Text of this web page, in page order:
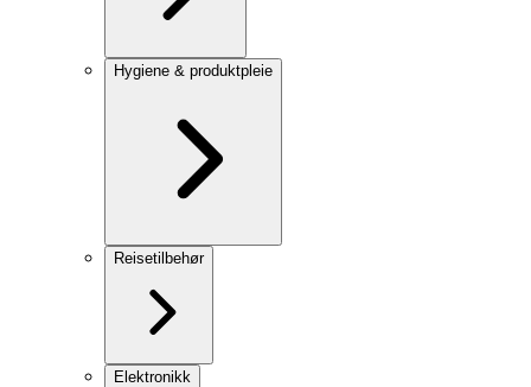
Hygiene & produktpleie
Reisetilbehør
Elektronikk